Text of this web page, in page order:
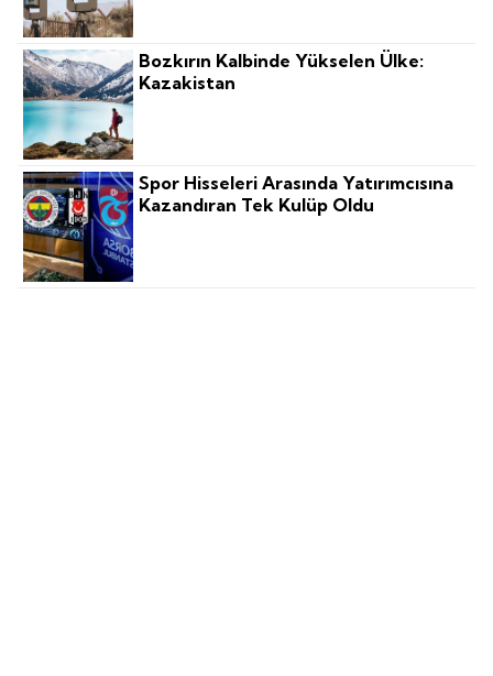
Bozkırın Kalbinde Yükselen Ülke:
Kazakistan
Spor Hisseleri Arasında Yatırımcısına
Kazandıran Tek Kulüp Oldu